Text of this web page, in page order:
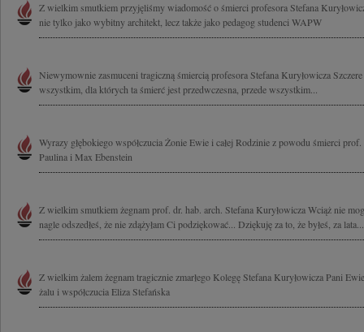
Z wielkim smutkiem przyjęliśmy wiadomość o śmierci profesora Stefana
nie tylko jako wybitny architekt, lecz także jako pedagog studenci WAPW
Niewymownie zasmuceni tragiczną śmiercią profesora Stefana Kuryłowicza
wszystkim, dla których ta śmierć jest przedwczesna, przede wszystkim...
Wyrazy głębokiego współczucia Żonie Ewie i całej Rodzinie z powodu śmierci prof.
Paulina i Max Ebenstein
Z wielkim smutkiem żegnam prof. dr. hab. arch. Stefana Kuryłowicza Wciąż nie
nagle odszedłeś, że nie zdążyłam Ci podziękować... Dziękuję za to, że byłeś, za lata...
Z wielkim żalem żegnam tragicznie zmarłego Kolegę Stefana Kuryłowicza Pani
żalu i współczucia Eliza Stefańska